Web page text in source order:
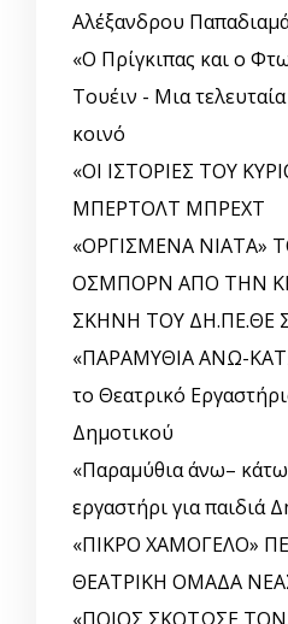
Αλέξανδρου
«Ο Πρίγκιπας και ο
Τουέιν - Μια
κοινό
«ΟΙ ΙΣΤΟΡΙΕΣ ΤΟΥ
ΜΠΕΡΤΟΛΤ ΜΠΡΕΧΤ
«ΟΡΓΙΣΜΕΝΑ ΝΙΑΤΑ»
ΟΣΜΠΟΡΝ ΑΠΟ ΤΗΝ
ΣΚΗΝΗ ΤΟΥ ΔΗ.ΠΕ.ΘΕ
«ΠΑΡΑΜΥΘΙΑ ΑΝΩ-
το Θεατρικό
Δημοτικού
«Παραμύθια άνω–
εργαστήρι για παιδιά
«ΠΙΚΡΟ ΧΑΜΟΓΕΛΟ»
ΘΕΑΤΡΙΚΗ ΟΜΑΔΑ